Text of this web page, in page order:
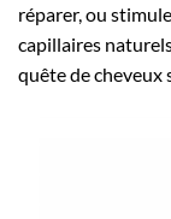
réparer, ou
capillaires
quête de cheveux